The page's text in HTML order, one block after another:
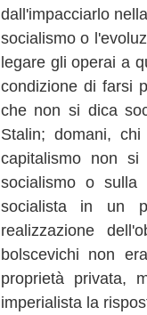
dall'impacciarlo
socialismo o
legare gli operai a
condizione di farsi
che non si dica
Stalin; domani,
capitalismo non
socialismo o
socialista in un
realizzazione
bolscevichi non
proprietà privata,
imperialista la